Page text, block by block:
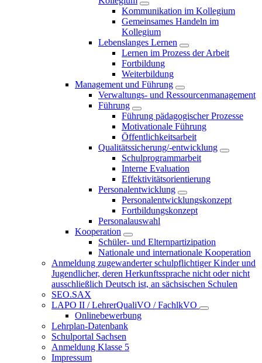
Kommunikation im Kollegium
Gemeinsames Handeln im
Kollegium
Lebenslanges Lernen
Lernen im Prozess der Arbeit
Fortbildung
Weiterbildung
Management und Führung
Verwaltungs- und Ressourcenmanagement
Führung
Führung pädagogischer Prozesse
Motivationale Führung
Öffentlichkeitsarbeit
Qualitätssicherung/-entwicklung
Schulprogrammarbeit
Interne Evaluation
Effektivitätsorientierung
Personalentwicklung
Personalentwicklungskonzept
Fortbildungskonzept
Personalauswahl
Kooperation
Schüler- und Elternpartizipation
Nationale und internationale Kooperation
Anmeldung zugewanderter schulpflichtiger Kinder und
Jugendlicher, deren Herkunftssprache nicht oder nicht
ausschließlich Deutsch ist, an sächsischen Schulen
SEO.SAX
LAPO II / LehrerQualiVO / FachlkVO
Onlinebewerbung
Lehrplan-Datenbank
Schulportal Sachsen
Anmeldung Klasse 5
Impressum